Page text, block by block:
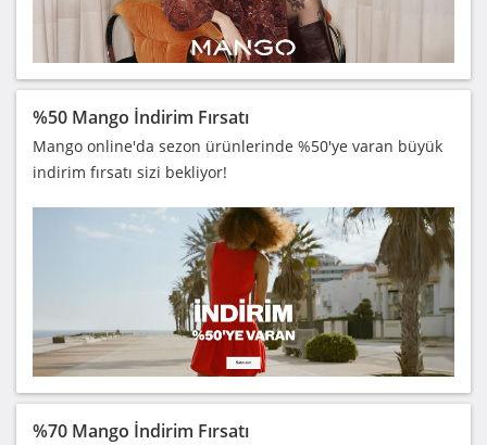
%50 Mango İndirim Fırsatı
Mango online'da sezon ürünlerinde %50'ye varan büyük
indirim fırsatı sizi bekliyor!
%70 Mango İndirim Fırsatı